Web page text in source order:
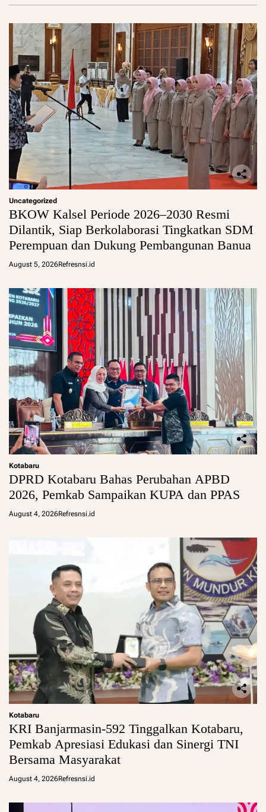
Uncategorized
BKOW Kalsel Periode 2026–2030 Resmi
Dilantik, Siap Berkolaborasi Tingkatkan SDM
Perempuan dan Dukung Pembangunan Banua
August 5, 2026Refresnsi.id
Kotabaru
DPRD Kotabaru Bahas Perubahan APBD
2026, Pemkab Sampaikan KUPA dan PPAS
August 4, 2026Refresnsi.id
Kotabaru
KRI Banjarmasin-592 Tinggalkan Kotabaru,
Pemkab Apresiasi Edukasi dan Sinergi TNI
Bersama Masyarakat
August 4, 2026Refresnsi.id